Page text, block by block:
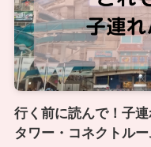
行く前に読んで！子
タワー・コネクトル